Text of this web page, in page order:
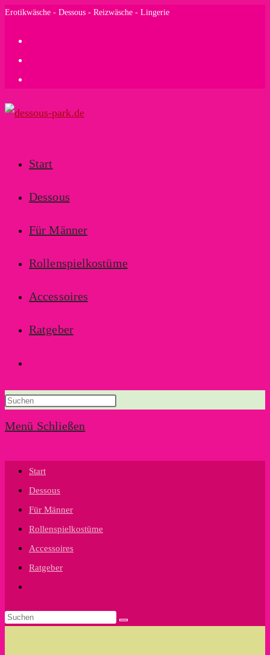
Zum
Erotikwäsche - Dessous - Reizwäsche - Lingerie
Start
Dessous
Für Männer
Rollenspielkostüme
Accessoires
Ratgeber
Suche
umschalten
Menü Schließen
Start
Dessous
Für Männer
Rollenspielkostüme
Accessoires
Ratgeber
umschalten